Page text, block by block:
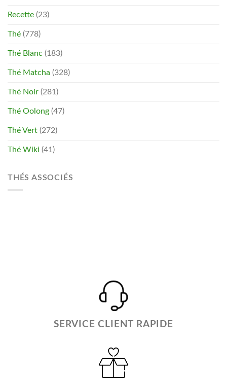
Recette (23)
Thé (778)
Thé Blanc (183)
Thé Matcha (328)
Thé Noir (281)
Thé Oolong (47)
Thé Vert (272)
Thé Wiki (41)
THÉS ASSOCIÉS
SERVICE CLIENT RAPIDE